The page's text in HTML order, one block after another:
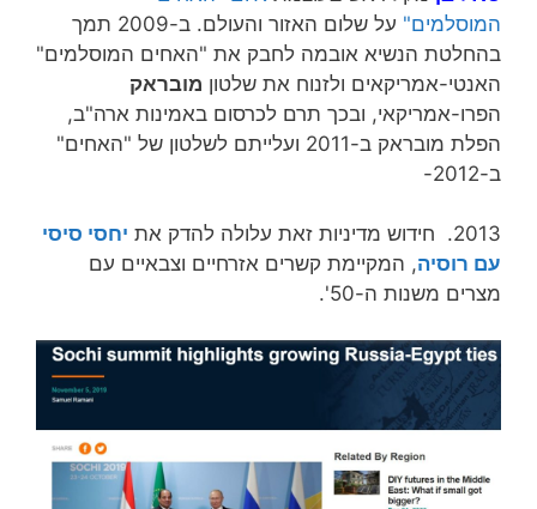
המוסלמים"
על שלום האזור והעולם. ב-2009 תמך
בהחלטת הנשיא אובמה לחבק את "האחים המוסלמים"
האנטי-אמריקאים ולזנוח את שלטון מובראק
הפרו-אמריקאי, ובכך תרם לכרסום באמינות ארה"ב,
הפלת מובראק ב-2011 ועלייתם לשלטון של "האחים"
ב-2012-
2013. חידוש מדיניות זאת עלולה להדק את
יחסי סיסי
עם רוסיה, המקיימת קשרים אזרחיים וצבאיים עם
מצרים משנות ה-50'.